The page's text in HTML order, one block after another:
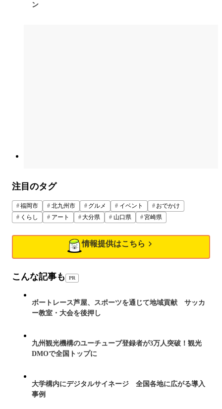
ン
注目のタグ
福岡市 北九州市 グルメ イベント
おでかけ
くらし
アート 大分県 山口県 宮崎県
情報提供はこちら
こんな記事も PR
ボートレース芦屋、スポーツを通じて地域貢献 サッカ
ー教室・大会を後押し
九州観光機構のユーチューブ登録者が3万人突破！観光
DMOで全国トップに
大学構内にデジタルサイネージ 全国各地に広がる導入
事例